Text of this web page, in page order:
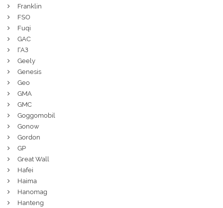
Franklin
FSO
Fuqi
GAC
ГАЗ
Geely
Genesis
Geo
GMA
GMC
Goggomobil
Gonow
Gordon
GP
Great Wall
Hafei
Haima
Hanomag
Hanteng